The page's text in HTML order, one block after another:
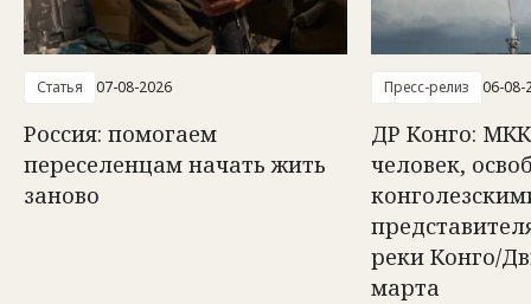
Статья 07-08-2026
Россия: помогаем
переселенцам начать жить
заново
Пресс-релиз 06-08-
ДР Конго:
человек,
реки Конго/
марта